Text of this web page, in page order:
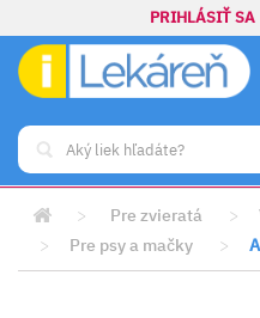
PRIHLÁSIŤ SA
> Pre zvieratá >
>
Pre psy a mačky >